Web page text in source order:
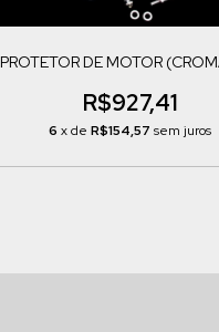
PROTETOR DE MOTOR
R$927,41
6 x de R$154,57 sem juros